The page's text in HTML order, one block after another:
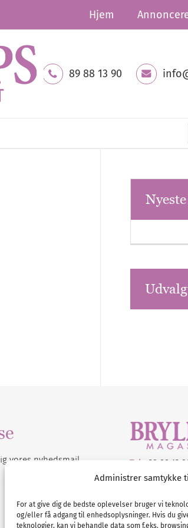
Administrer samtykke
For at give dig de bedste oplevelser bruger vi
og/eller få adgang til enhedsoplysninger. Hvis du
teknologier, kan vi behandle data som f.eks.
Hjem
89 88 13 90
vores nyhedsmail Tel :
89 88 13
E-post:
© All rights
Org.nr: